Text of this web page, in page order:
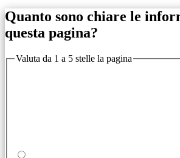
Quanto sono chiare le
questa pagina?
Valuta da 1 a 5 stelle la pagina